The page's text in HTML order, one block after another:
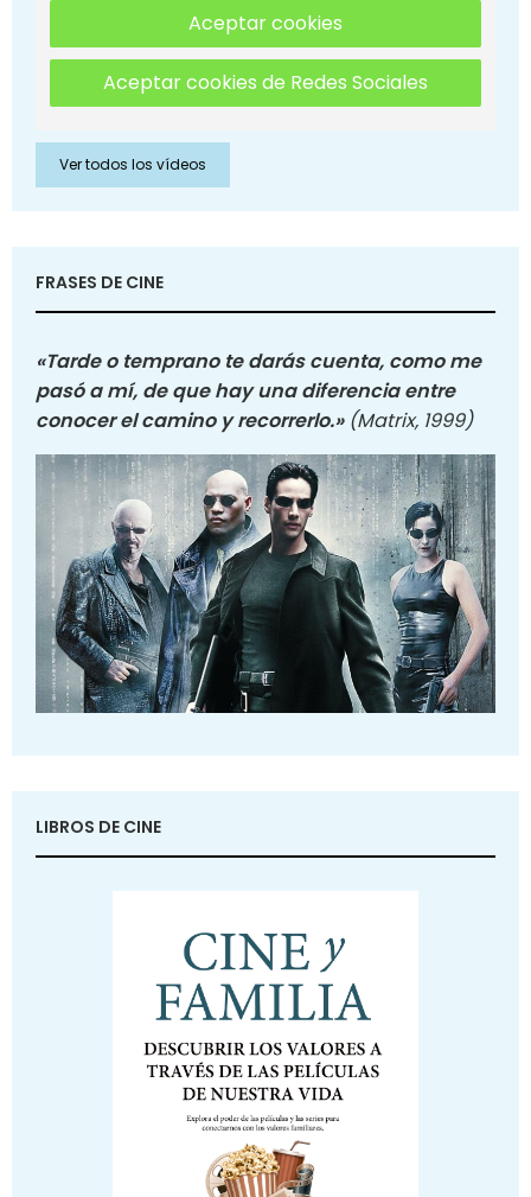
Aceptar cookies
Aceptar cookies de Redes Sociales
Ver todos los vídeos
FRASES DE CINE
«Tarde o temprano te darás cuenta, como me
pasó a mí, de que hay una diferencia entre
conocer el camino y recorrerlo.» (Matrix, 1999)
LIBROS DE CINE